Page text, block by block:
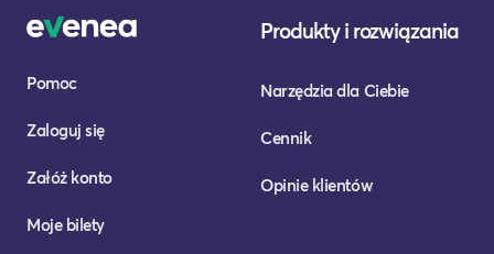
Pomoc
Zaloguj się
Załóż konto
Moje bilety
Produkty i rozwiązania
Narzędzia dla Ciebie
Cennik
Opinie klientów